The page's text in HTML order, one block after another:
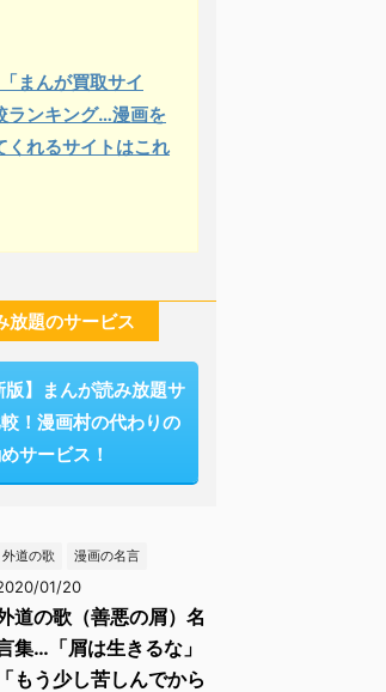
まんが買取サイ
ランキング…漫画を
くれるサイトはこれ
放題のサービス
版】まんが読み放題サ
！漫画村の代わりの
サービス！
外道の歌 漫画の名言
01/20
道の歌（善悪の屑）名
集…「屑は生きるな」
「もう少し苦しんでから